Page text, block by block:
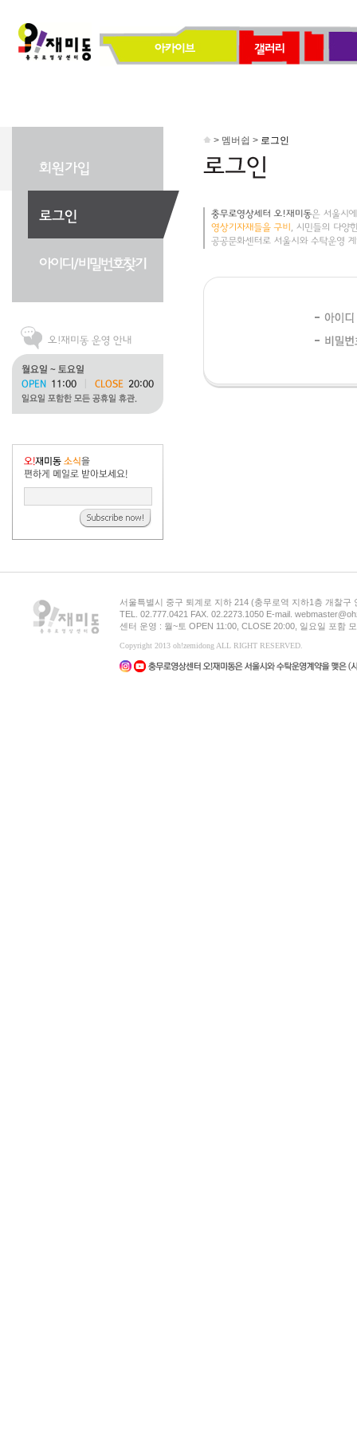
> 멤버쉽 > 로그인
서울특별시 중구 퇴계로 지하 214 (충무로역 지하1층 개찰구
TEL. 02.777.0421 FAX. 02.2273.1050 E-mail.
센터 운영 : 월~토 OPEN 11:00, CLOSE 20:00, 일요일 포함
Copyright 2013 oh!zemidong ALL RIGHT RESERVED.